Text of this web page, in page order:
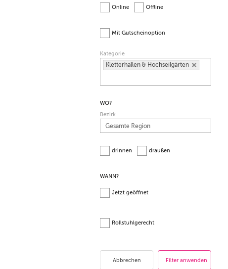
Online Offline
Mit Gutscheinoption
Kategorie
Kletterhallen & Hochseilgärten
WO?
Bezirk
drinnen draußen
WANN?
Jetzt geöffnet
Rollstuhlgerecht
Abbrechen